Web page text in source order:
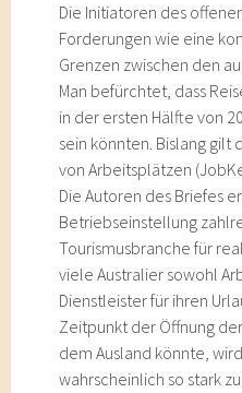
Die Initiatoren des
Forderungen wie eine
Grenzen zwischen den
Man befürchtet, dass
in der ersten Hälfte von
sein könnten. Bislang gilt
von Arbeitsplätzen
Die Autoren des Briefes
Betriebseinstellung
Tourismusbranche für
viele Australier sowohl
Dienstleister für ihren
Zeitpunkt der Öffnung
dem Ausland könnte,
wahrscheinlich so stark